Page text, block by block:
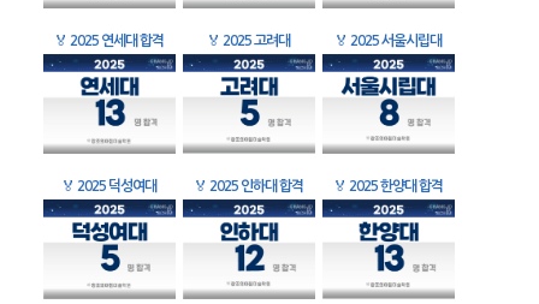
🏅 2025 연세대 합격 🏅 2025 고려대 🏅 2025 서울시립대
🏅 2025 덕성여대 🏅 2025 인하대 합격 🏅 2025 한양대 합격